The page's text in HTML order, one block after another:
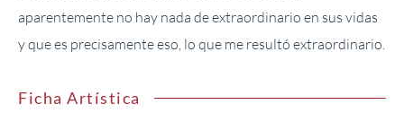
aparentemente no hay nada de extraordinario en sus vidas
y que es precisamente eso, lo que me resultó extraordinario.
Ficha Artística